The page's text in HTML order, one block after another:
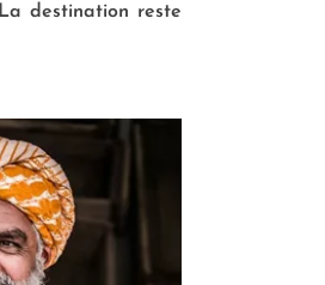
La destination reste